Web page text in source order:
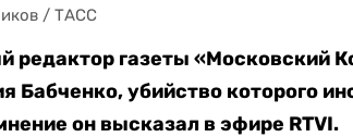
/ ТАСС
редактор газеты «Московский
Бабченко, убийство которого
он высказал в эфире RTVI.